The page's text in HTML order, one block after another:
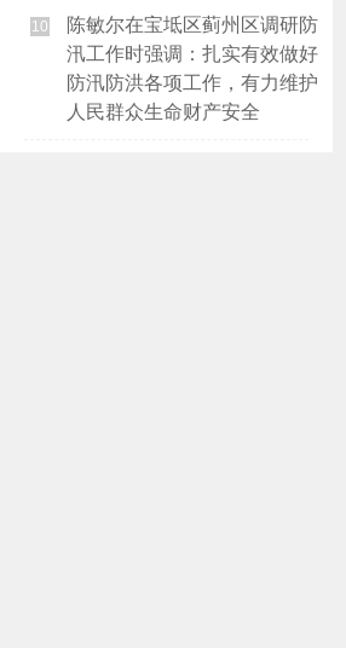
10
陈敏尔在宝坻区蓟州区调研防
汛工作时强调：扎实有效做好
防汛防洪各项工作，有力维护
人民群众生命财产安全